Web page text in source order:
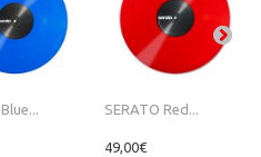
SERATO Red...
49,00€